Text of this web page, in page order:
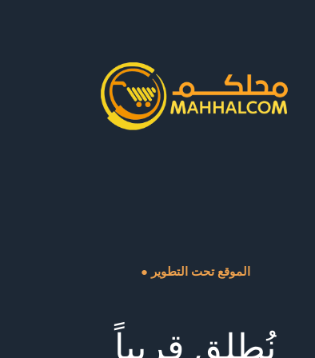
● الموقع تحت التطوير
نُطلق قريباً